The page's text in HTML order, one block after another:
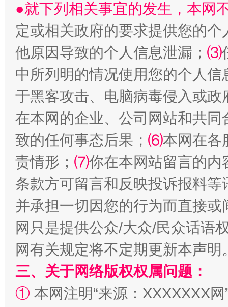
站台名比不上好声名
漫山遍野的桃花与雪山、麦地、白藏房 除
●就下列相关事宜的发生，本网
定或相关政府的要求提供您的个
他原因导致的个人信息泄漏； ⑶
中所列明的情况使用您的个人
于黑客攻击、电脑病毒侵入或
在本网的企业、公司网站和共
致的任何事态后果； ⑹本网在各
责情形； ⑺你在本网站留言的内
条款方可留言和反映投诉报料
并承担一切因您的行为而直接
网只是提供公众/大众/民众话语
网有关规定将不定期更新本声明
三、关于网络版权权属问题：
① 本网注明“来源：XXXXXXX